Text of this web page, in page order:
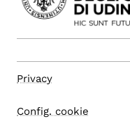
Privacy
Config. cookie